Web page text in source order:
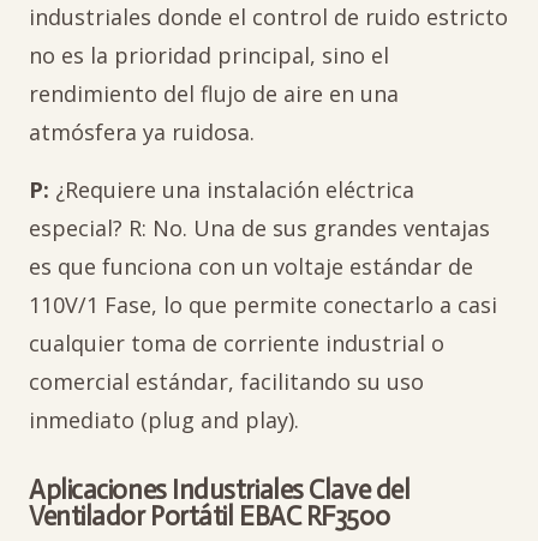
industriales donde el control de ruido estricto
no es la prioridad principal, sino el
rendimiento del flujo de aire en una
atmósfera ya ruidosa.
P: ¿Requiere una instalación eléctrica
especial? R: No. Una de sus grandes ventajas
es que funciona con un voltaje estándar de
110V/1 Fase, lo que permite conectarlo a casi
cualquier toma de corriente industrial o
comercial estándar, facilitando su uso
inmediato (plug and play).
Aplicaciones Industriales Clave del
Ventilador Portátil EBAC RF3500